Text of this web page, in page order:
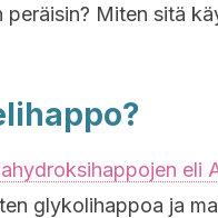
Miten sitä
eli
glykolihappoa ja